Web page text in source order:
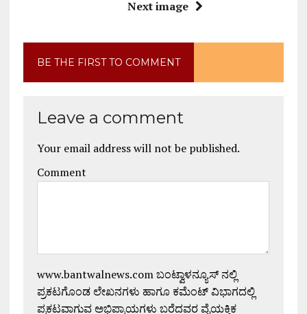
Next image
BE THE FIRST TO COMMENT
Leave a comment
Your email address will not be published.
Comment
www.bantwalnews.com ಬಂಟ್ವಾಳನ್ಯೂಸ್ ನಲ್ಲಿ
ಪ್ರಕಟಗೊಂಡ ಲೇಖನಗಳು ಹಾಗೂ ಕಮೆಂಟ್ ವಿಭಾಗದಲ್ಲಿ
ಪ್ರಕಟವಾಗುವ ಅಭಿಪ್ರಾಯಗಳು ಬರೆದವರ ವೈಯಕ್ತಿಕ